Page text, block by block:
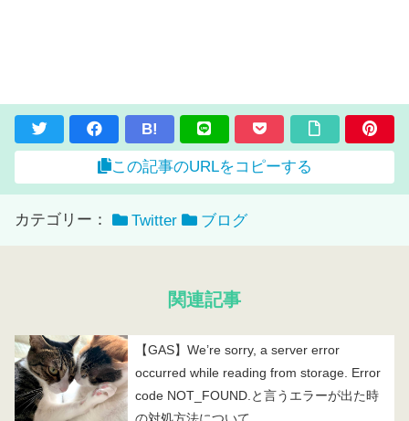
B!
この記事のURLをコピーする
カテゴリー： Twitter ブログ
関連記事
【GAS】We’re sorry, a server error
occurred while reading from storage. Error
code NOT_FOUND.と言うエラーが出た時